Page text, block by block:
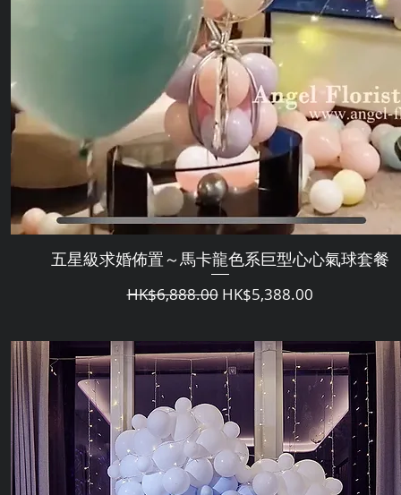
五星級求婚佈置～馬卡龍色系巨型心心氣球套餐
Regular Price
HK$6,888.00 Sale Price
HK$5,388.00